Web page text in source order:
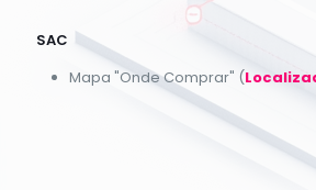
SAC
Mapa "Onde Comprar" (